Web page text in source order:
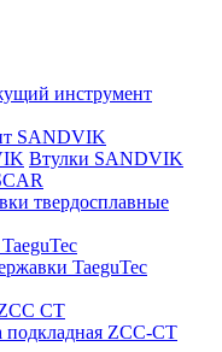
SANDVIK
Втулки SANDVIK
твердосплавные
TaeguTec
CT
подкладная ZCC-CT